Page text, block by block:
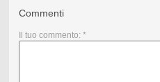
Commenti
Il tuo commento: *